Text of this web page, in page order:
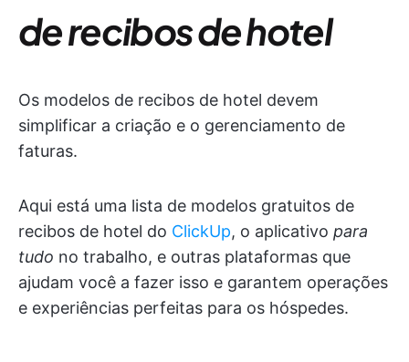
de recibos de hotel
Os modelos de recibos de hotel devem
simplificar a criação e o gerenciamento de
faturas.
Aqui está uma lista de modelos gratuitos de
recibos de hotel do ClickUp, o aplicativo para
tudo no trabalho, e outras plataformas que
ajudam você a fazer isso e garantem operações
e experiências perfeitas para os hóspedes.